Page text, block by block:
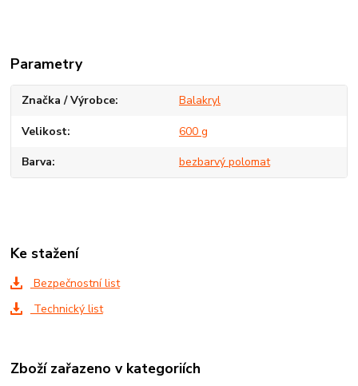
Parametry
Značka / Výrobce Balakryl
Velikost 600 g
Barva bezbarvý polomat
Ke stažení
Bezpečnostní list
Technický list
Zboží zařazeno v kategoriích